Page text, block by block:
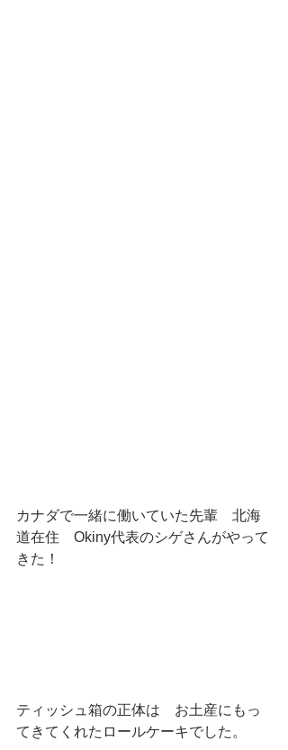
カナダで一緒に働いていた先輩　北海
道在住　Okiny代表のシゲさんがやって
きた！
ティッシュ箱の正体は　お土産にもっ
てきてくれたロールケーキでした。